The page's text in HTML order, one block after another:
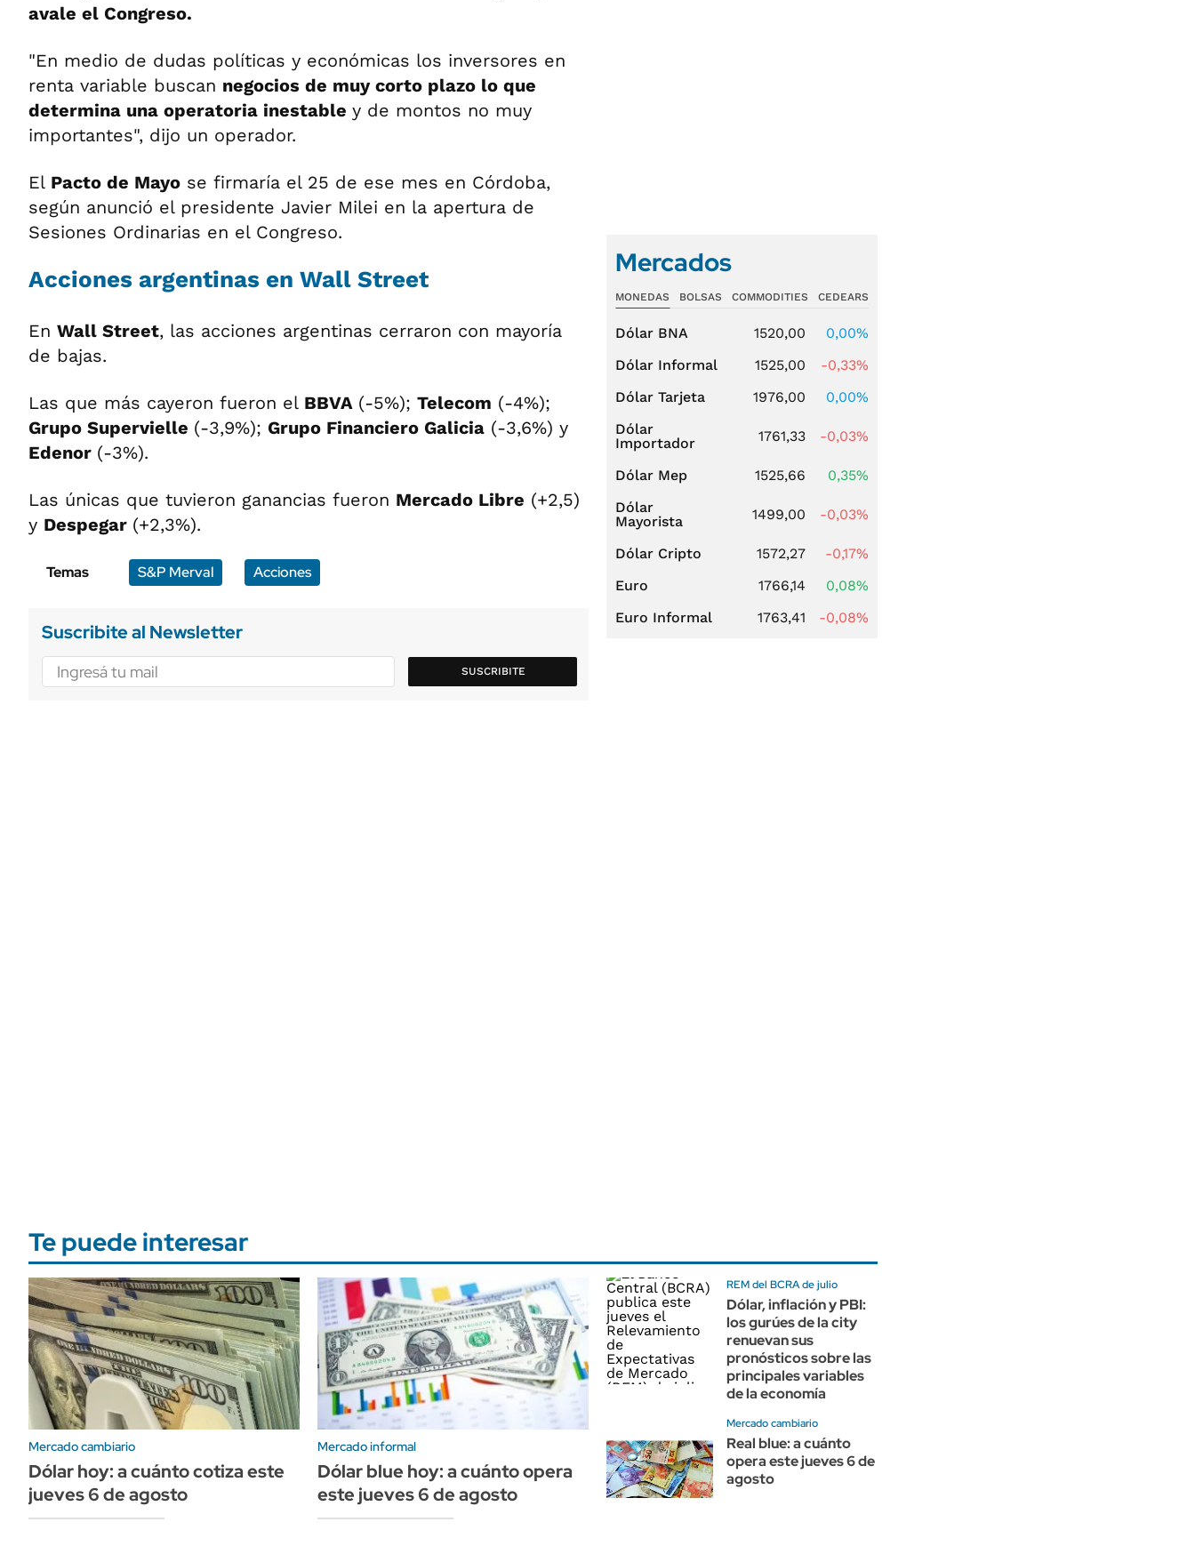
avale el Congreso.
"En medio de dudas políticas y económicas los inversores en
renta variable buscan negocios de muy corto plazo lo que
determina una operatoria inestable y de montos no muy
importantes", dijo un operador.
El Pacto de Mayo se firmaría el 25 de ese mes en Córdoba,
según anunció el presidente Javier Milei en la apertura de
Sesiones Ordinarias en el Congreso.
Acciones argentinas en Wall Street
En Wall Street, las acciones argentinas cerraron con mayoría
de bajas.
Las que más cayeron fueron el BBVA (-5%); Telecom (-4%);
Grupo Supervielle (-3,9%); Grupo Financiero Galicia (-3,6%) y
Edenor (-3%).
Las únicas que tuvieron ganancias fueron Mercado Libre (+2,5)
y Despegar (+2,3%).
Temas S&P Merval Acciones
Suscribite al Newsletter
SUSCRIBITE
Mercados
MONEDAS BOLSAS COMMODITIES CEDEARS
Dólar BNA 1520,00
0,00%
Dólar Informal
1525,00
-0,33%
Dólar Tarjeta
1976,00
0,00%
Dólar
Importador
1761,33 -0,03%
Dólar Mep 1525,66
0,35%
Dólar
Mayorista
1499,00 -0,03%
Dólar Cripto 1572,27
-0,17%
Euro
1766,14
0,08%
Euro Informal
1763,41 -0,08%
Te puede interesar
Mercado cambiario
Dólar hoy: a cuánto cotiza este
jueves 6 de agosto
Mercado informal
Dólar blue hoy: a cuánto opera
este jueves 6 de agosto
REM del BCRA de julio
Dólar, inflación y PBI:
los gurúes de la city
renuevan sus
pronósticos sobre las
principales variables
de la economía
Mercado cambiario
Real blue: a cuánto
opera este jueves 6 de
agosto